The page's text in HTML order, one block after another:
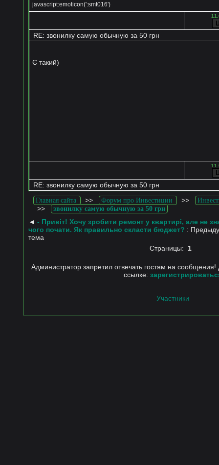
javascript:emoticon(':smt016')
RE: звонилку самую обычную за 50 грн
Є такий)
RE: звонилку самую обычную за 50 грн
Главная сайта >> Форум про Инвестиции >>
>> звонилку самую обычную за 50 грн
◄- Привіт! Хочу зробити ремонт у квартирі, але не
чого почати. Як правильно скласти бюджет? :
тема
Страницы: 1
Администратор запретил отвечать гостям на
ссылке:
Участники